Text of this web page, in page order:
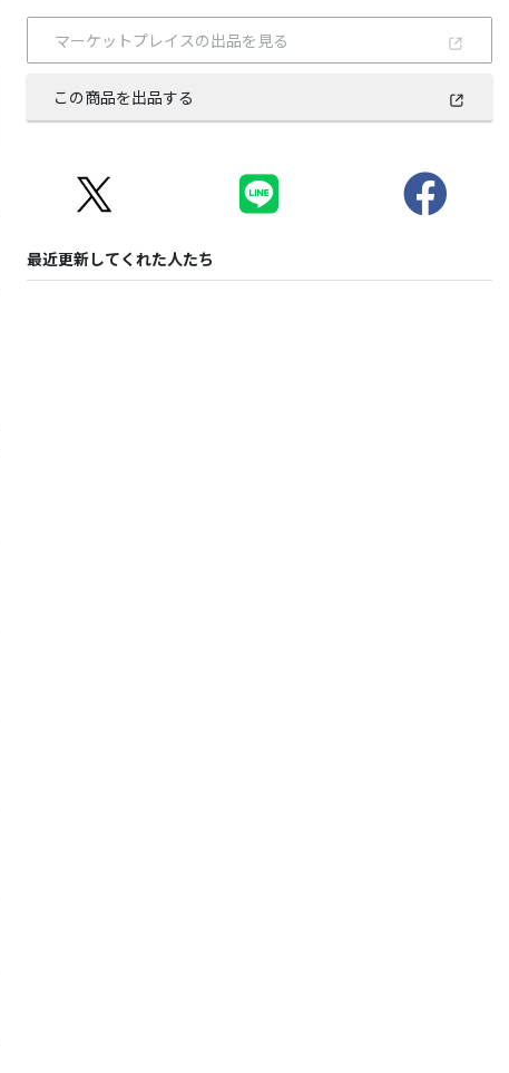
マーケットプレイスの出品を見る
この商品を出品する
最近更新してくれた人たち